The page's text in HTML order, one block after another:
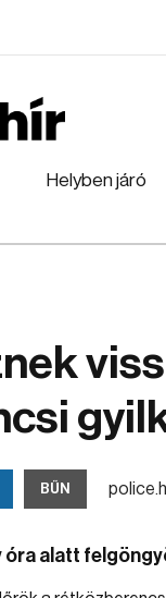
Helyben járó
BŰN
óra alatt